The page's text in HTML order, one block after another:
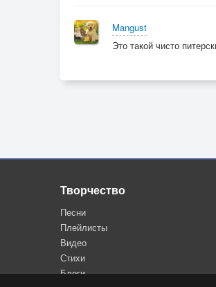
То вправо, то влево.
Mangust
Это такой чисто
Творчество
Песни
Плейлисты
Видео
Стихи
Блоги